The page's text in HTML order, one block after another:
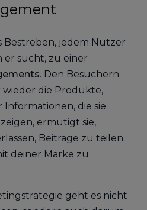
Bestreben, jedem Nutzer
er sucht, zu einer
. Den Besuchern
wieder die Produkte,
die sie
ermutigt sie,
Beiträge zu teilen
deiner Marke zu
geht es nicht